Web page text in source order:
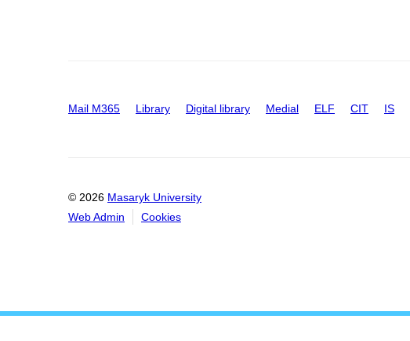
Mail M365 Library Digital library Medial ELF CIT IS
© 2026 Masaryk University
Web Admin
Cookies